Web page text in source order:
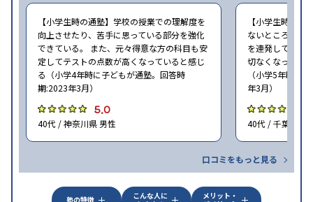
【小学生時の通塾】学校の授業での理解度を
向上させたり、苦手に思っている部分を強化
できている。 また、元々得意な方の科目も安
定してテストの点数が高くなっていると感じ
る（小学4年時に子どもが通塾。回答時
期:2023年3月）
5.0
40代 / 神奈川県 男性
【小学生時の通
ないところがあ
を連発していた
切なくなった。
（小学5年時に
年3月）
40代 / 千葉県 女
口コミをもっと見る
塾の特徴
こんな人に
メリット・